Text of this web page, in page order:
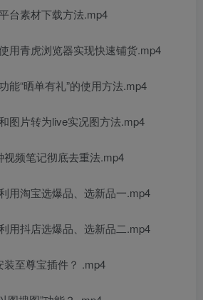
台素材下载方法.mp4
用青虎浏览器实现快速铺货.mp4
能“晒单有礼”的使用方法.mp4
图片转为live实况图方法.mp4
频笔记彻底去重法.mp4
用淘宝选爆品、选新品一.mp4
用抖店选爆品、选新品二.mp4
至尊宝插件？ .mp4